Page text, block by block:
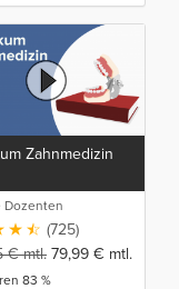
Zahnmedizin
Dozenten
(725)
€mtl. 79,99 € mtl.
83 %